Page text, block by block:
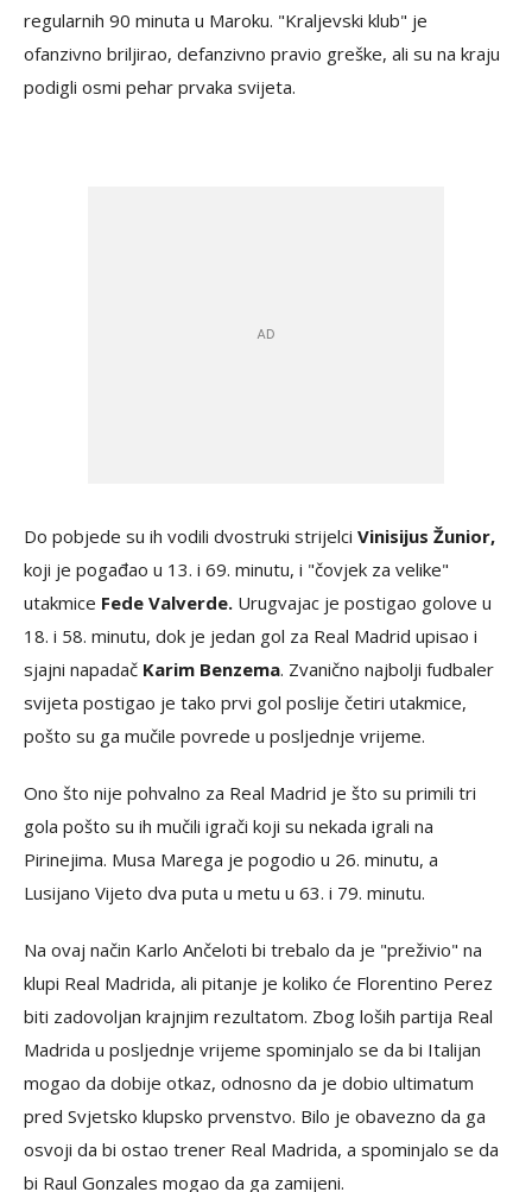
regularnih 90 minuta u Maroku. "Kraljevski klub" je
ofanzivno briljirao, defanzivno pravio greške, ali su na kraju
podigli osmi pehar prvaka svijeta.
Do pobjede su ih vodili dvostruki strijelci Vinisijus Žunior,
koji je pogađao u 13. i 69. minutu, i "čovjek za velike"
utakmice Fede Valverde. Urugvajac je postigao golove u
18. i 58. minutu, dok je jedan gol za Real Madrid upisao i
sjajni napadač Karim Benzema. Zvanično najbolji fudbaler
svijeta postigao je tako prvi gol poslije četiri utakmice,
pošto su ga mučile povrede u posljednje vrijeme.
Ono što nije pohvalno za Real Madrid je što su primili tri
gola pošto su ih mučili igrači koji su nekada igrali na
Pirinejima. Musa Marega je pogodio u 26. minutu, a
Lusijano Vijeto dva puta u metu u 63. i 79. minutu.
Na ovaj način Karlo Ančeloti bi trebalo da je "preživio" na
klupi Real Madrida, ali pitanje je koliko će Florentino Perez
biti zadovoljan krajnjim rezultatom. Zbog loših partija Real
Madrida u posljednje vrijeme spominjalo se da bi Italijan
mogao da dobije otkaz, odnosno da je dobio ultimatum
pred Svjetsko klupsko prvenstvo. Bilo je obavezno da ga
osvoji da bi ostao trener Real Madrida, a spominjalo se da
bi Raul Gonzales mogao da ga zamijeni.